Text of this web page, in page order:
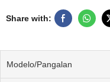
Share with:
Modelo/Pangalan